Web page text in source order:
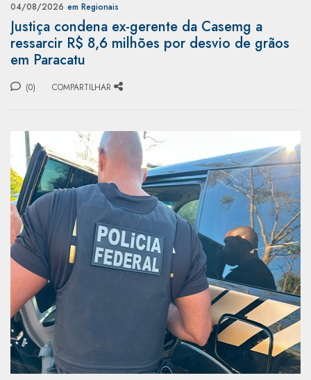
04/08/2026 em Regionais
Justiça condena ex-gerente da Casemg a
ressarcir R$ 8,6 milhões por desvio de grãos
em Paracatu
(0) COMPARTILHAR